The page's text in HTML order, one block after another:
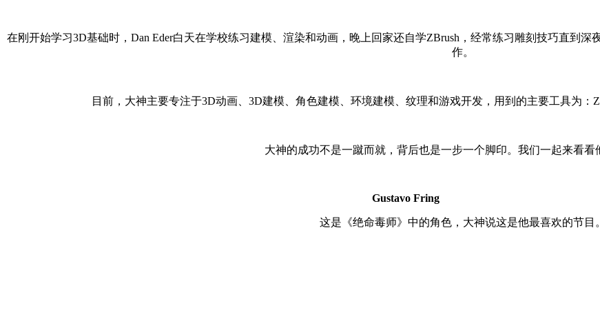
在刚开始学习3D基础时，Dan Eder白天在学校练习建模、渲染和动画，晚上回家还自学ZBrush，经常练习雕刻技巧直到
作。
目前，大神主要专注于3D动画、3D建模、角色建模、环境建模、纹理和游戏开发，用到的主要工具为：
大神的成功不是一蹴而就，背后也是一步一个脚印。我们一起来看看
Gustavo Fring
这是《绝命毒师》中的角色，大神说这是他最喜欢的节目。